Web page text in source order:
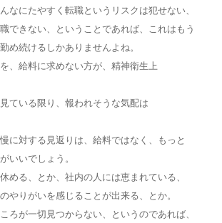
なにたやすく転職というリスクは犯せない、
できない、ということであれば、これはもう
め続けるしかありませんよね。
、給料に求めない方が、精神衛生上
ている限り、報われそうな気配は
に対する見返りは、給料ではなく、もっと
いいでしょう。
める、とか、社内の人には恵まれている、
やりがいを感じることが出来る、とか。
ろが一切見つからない、というのであれば、